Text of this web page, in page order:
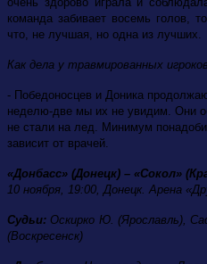
команда забивает восемь голов,
что, не лучшая, но одна из лучших.
Как дела у травмированных
- Победоносцев и Доника
неделю-две мы их не увидим. Они
не стали на лед. Минимум
зависит от врачей.
«Донбасс» (Донецк) – «Сокол»
10 ноября, 19:00, Донецк. Арена
Судьи: Оскирко Ю. (Ярославль),
(Воскресенск)